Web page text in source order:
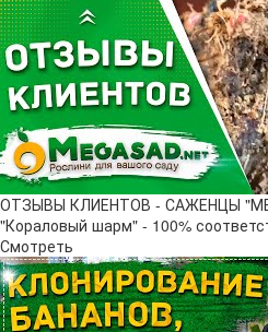
ОТЗЫВЫ КЛИЕНТОВ - САЖЕНЦЫ
"Кораловый шарм" - 100%
Смотреть